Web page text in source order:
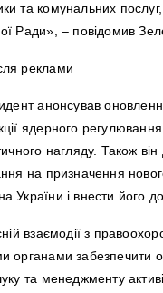
та комунальних послуг,
Ради», – повідомив
реклами
анонсував
ядерного
нагляду. Також
на призначення
України і внести його
взаємодії з
органами забезпечити
та менеджменту